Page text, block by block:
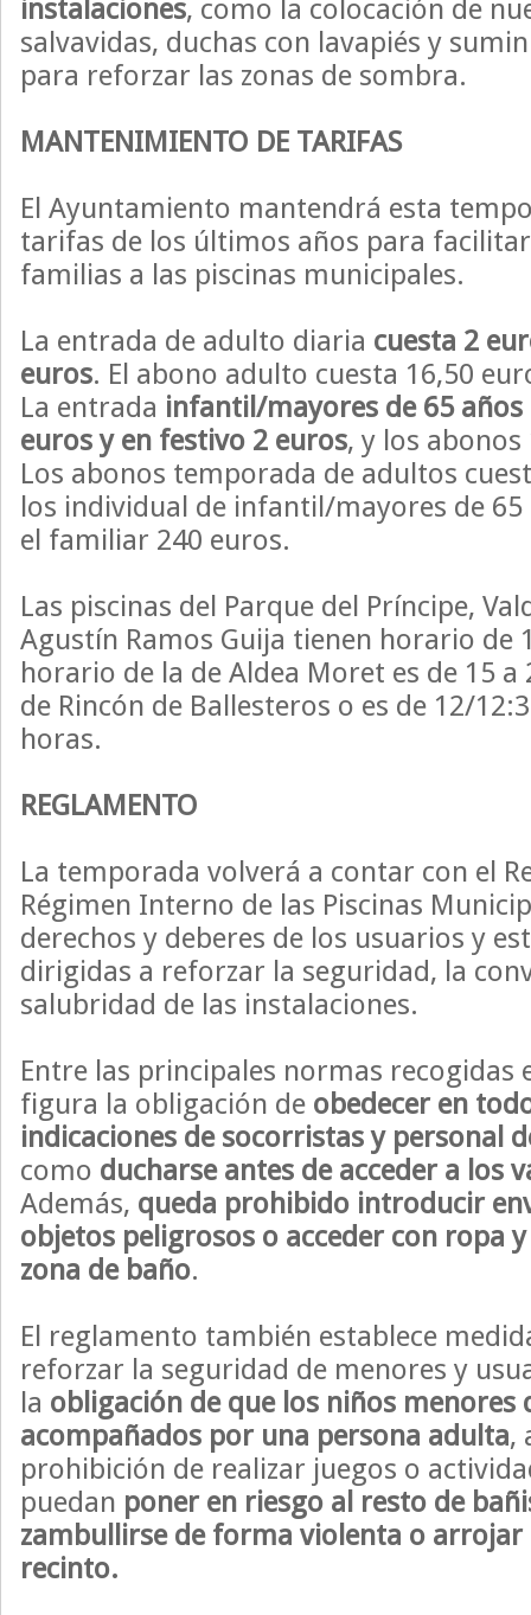
instalaciones, como la colocación de
salvavidas, duchas con lavapiés y
para reforzar las zonas de sombra.
MANTENIMIENTO DE TARIFAS
El Ayuntamiento mantendrá esta
tarifas de los últimos años para facilitar
familias a las piscinas municipales.
La entrada de adulto diaria cuesta 2
euros. El abono adulto cuesta 16,50
La entrada infantil/mayores de 65 años
euros y en festivo 2 euros, y los
Los abonos temporada de adultos
los individual de infantil/mayores de 65
el familiar 240 euros.
Las piscinas del Parque del Príncipe,
Agustín Ramos Guija tienen horario de
horario de la de Aldea Moret es de 15 a
de Rincón de Ballesteros o es de 12/
horas.
REGLAMENTO
La temporada volverá a contar con el
Régimen Interno de las Piscinas
derechos y deberes de los usuarios y
dirigidas a reforzar la seguridad, la
salubridad de las instalaciones.
Entre las principales normas recogidas
figura la obligación de obedecer en
indicaciones de socorristas y personal
como ducharse antes de acceder a los
Además, queda prohibido introducir
objetos peligrosos o acceder con ropa
zona de baño.
El reglamento también establece
reforzar la seguridad de menores y
la obligación de que los niños menores
acompañados por una persona adulta,
prohibición de realizar juegos o
puedan poner en riesgo al resto de
zambullirse de forma violenta o
recinto.